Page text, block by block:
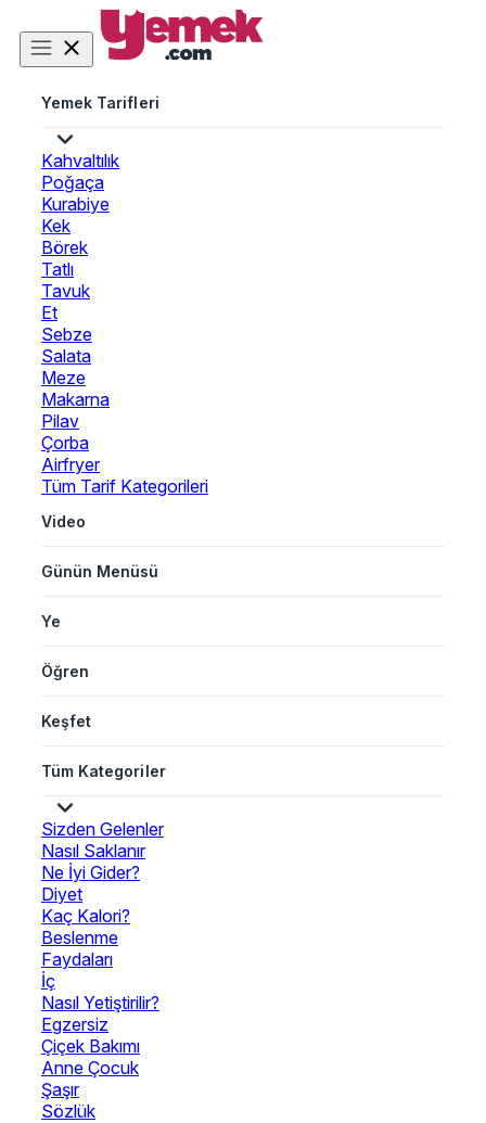
Yemek Tarifleri
Kahvaltılık
Poğaça
Kurabiye
Kek
Börek
Tatlı
Tavuk
Et
Sebze
Salata
Meze
Makarna
Pilav
Çorba
Airfryer
Tüm Tarif Kategorileri
Video
Günün Menüsü
Ye
Öğren
Keşfet
Tüm Kategoriler
Sizden Gelenler
Nasıl Saklanır
Ne İyi Gider?
Diyet
Kaç Kalori?
Beslenme
Faydaları
İç
Nasıl Yetiştirilir?
Egzersiz
Çiçek Bakımı
Anne Çocuk
Şaşır
Sözlük